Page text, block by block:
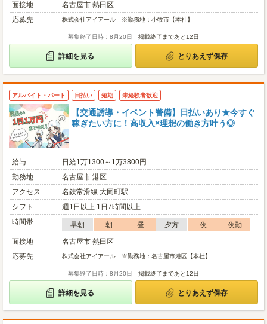
面接地
名古屋市 熱田区
応募先
株式会社アイアール ※勤務地：小牧市【本社】
募集終了日時：8月20日 掲載終了まであと12日
詳細を見る とりあえず保存
アルバイト・パート 日払い 短期 未経験者歓迎
【交通誘導・イベント警備】日払いあり★今すぐ
稼ぎたい方に！高収入×理想の働き方叶う◎
給与
日給1万1300～1万3800円
勤務地
名古屋市 港区
アクセス
名鉄常滑線 大同町駅
シフト
週1日以上 1日7時間以上
時間帯
早朝 朝 昼 夕方 夜
夜勤
面接地
名古屋市 熱田区
応募先
株式会社アイアール ※勤務地：名古屋市港区【本社】
募集終了日時：8月20日 掲載終了まであと12日
詳細を見る とりあえず保存